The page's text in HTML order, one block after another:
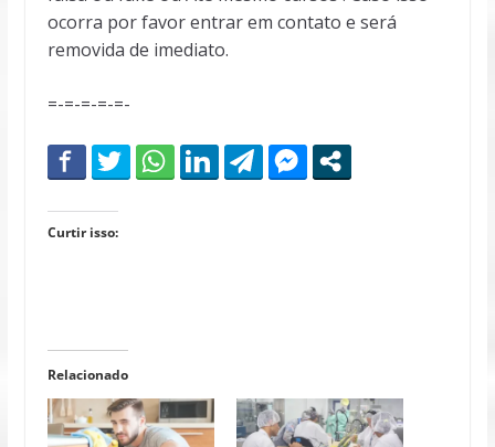
ocorra por favor entrar em contato e será
removida de imediato.
=-=-=-=-=-
Curtir isso:
Relacionado